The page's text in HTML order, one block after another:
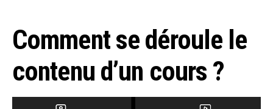
Comment se déroule le
contenu d’un cours ?